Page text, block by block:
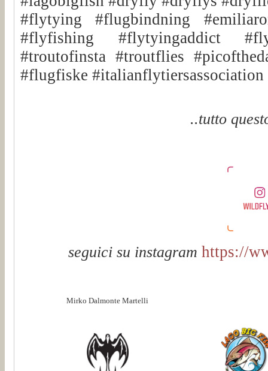
#flytying #flugbindning
#flyfishing #flytyingaddict
#troutofinsta #troutflies
#flugfiske #italianflytiersassociation
..tutto
seguici su instagram https://
Mirko Dalmonte Martelli